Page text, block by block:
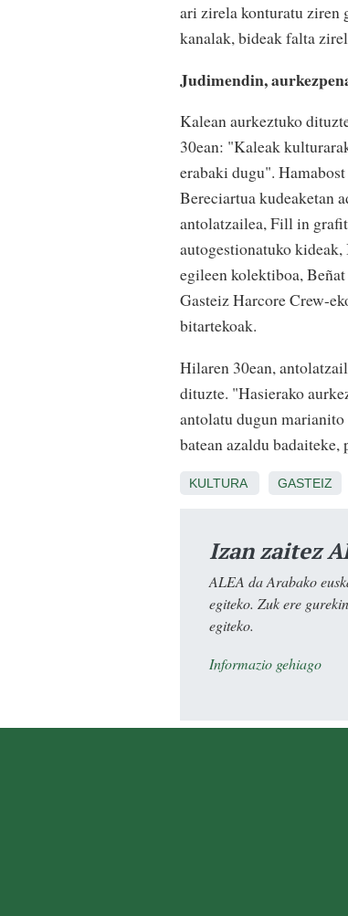
ari zirela konturatu ziren
kanalak, bideak falta
Judimendin,
Kalean aurkeztuko
30ean: "Kaleak
erabaki dugu".
Bereciartua kudeaketan
antolatzailea, Fill in
autogestionatuko
egileen kolektiboa,
Gasteiz Harcore Crew-
bitartekoak.
Hilaren 30ean,
dituzte. "Hasierako
antolatu dugun
batean azaldu
KULTURA GASTEIZ
Izan zaitez
ALEA da Arabako
egiteko. Zuk ere
egiteko.
Informazio gehiago